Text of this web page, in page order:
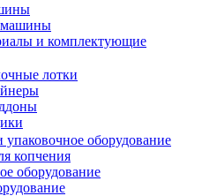
машины
и комплектующие
лотки
упаковочное оборудование
копчения
оборудование